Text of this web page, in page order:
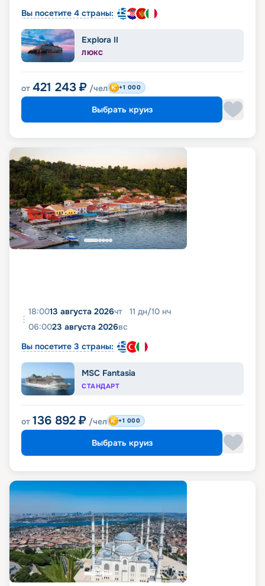
Вы посетите 4 страны:
Explora II
ЛЮКС
от 421 243 ₽ /чел +1 000
Выбрать круиз
18:0013 августа 2026чт 11 дн/10 нч
06:0023 августа 2026вс
Вы посетите 3 страны:
MSC Fantasia
СТАНДАРТ
от 136 892 ₽ /чел +1 000
Выбрать круиз